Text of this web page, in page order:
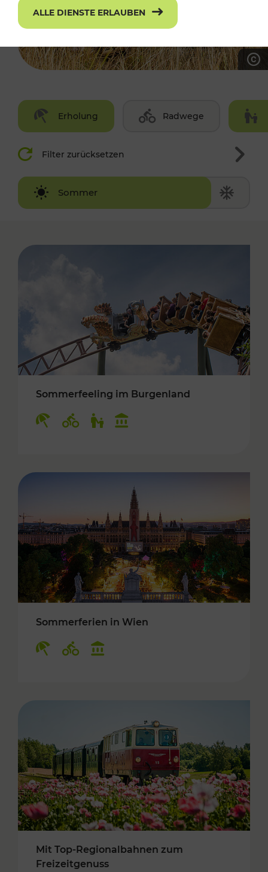
Erholung Radwege
Filter zurücksetzen
Sommer
Winter
Sommerfeeling im Burgenland
Sommerferien in Wien
Mit Top-Regionalbahnen zum
Freizeitgenuss
ALLE DIENSTE ERLAUBEN